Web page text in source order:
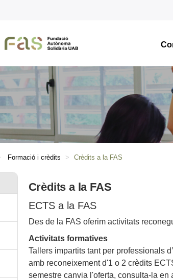
Formació i crèdits Crèdits a la FAS
Crèdits a la FAS
ECTS a la FAS
Des de la FAS oferim activitats
Activitats formatives
Tallers impartits tant per professionals
amb reconeixement d'1 o 2 crèdits
semestre canvia l'oferta, consulta-la en